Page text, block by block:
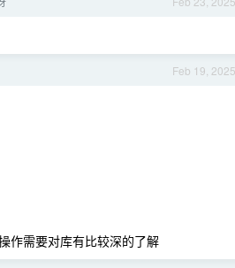
Feb 19, 2025
作需要对库有比较深的了解